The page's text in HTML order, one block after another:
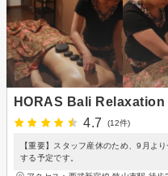
HORAS Bali Relaxation
4.7
(12件)
【重要】スタッフ産休のため、9月よ
する予定です。